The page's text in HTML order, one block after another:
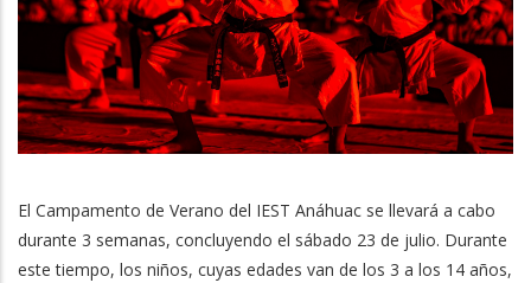
El Campamento de Verano del IEST Anáhuac se llevará a cabo
durante 3 semanas, concluyendo el sábado 23 de julio. Durante
este tiempo, los niños, cuyas edades van de los 3 a los 14 años,